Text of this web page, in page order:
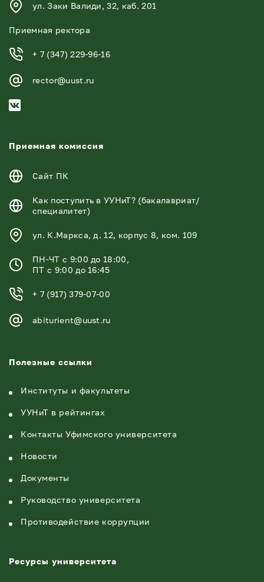
ул. Заки Валиди, 32, каб. 201
Приемная ректора
+ 7 (347) 229-96-16
rector@uust.ru
Приемная комиссия
Сайт ПК
Как поступить в УУНиТ? (бакалавриат/
специалитет)
ул. К.Маркса, д. 12, корпус 8, ком. 109
ПН-ЧТ с 9:00 до 18:00,
ПТ с 9:00 до 16:45
+ 7 (917) 379-07-00
abiturient@uust.ru
Полезные ссылки
Институты и факультеты
УУНиТ в рейтингах
Контакты Уфимского университета
Новости
Документы
Руководство университета
Противодействие коррупции
Ресурсы университета